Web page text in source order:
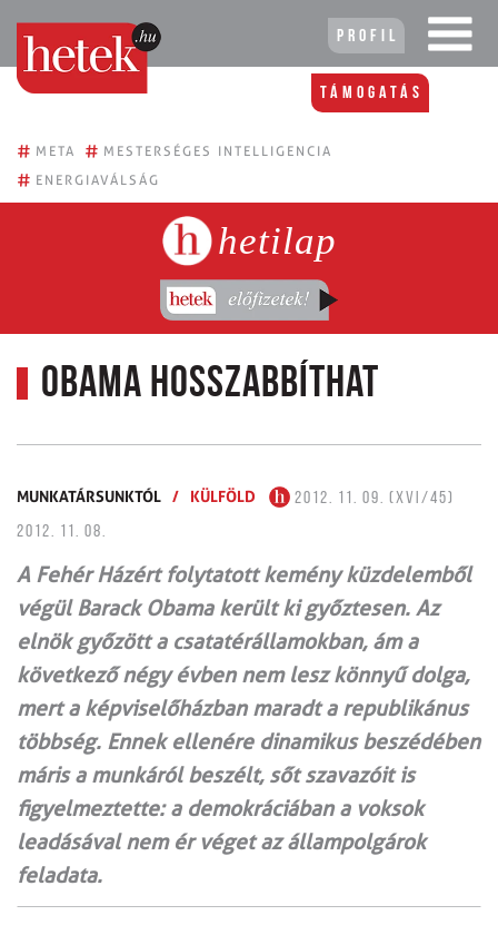
Profil
Támogatás
# META # MESTERSÉGES INTELLIGENCIA
# ENERGIAVÁLSÁG
hetilap
Obama hosszabbíthat
MUNKATÁRSUNKTÓL / KÜLFÖLD
2012. 11. 09. (XVI/45)
2012. 11. 08.
A Fehér Házért folytatott kemény küzdelemből
végül Barack Obama került ki győztesen. Az
elnök győzött a csatatérállamokban, ám a
következő négy évben nem lesz könnyű dolga,
mert a képviselőházban maradt a republikánus
többség. Ennek ellenére dinamikus beszédében
máris a munkáról beszélt, sőt szavazóit is
figyelmeztette: a demokráciában a voksok
leadásával nem ér véget az állampolgárok
feladata.